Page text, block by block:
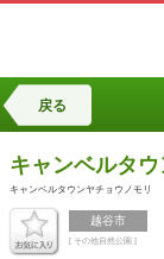
戻る
キャンベルタ
キャンベルタウンヤチョウノモリ
越谷市
[ その他自然公園 ]